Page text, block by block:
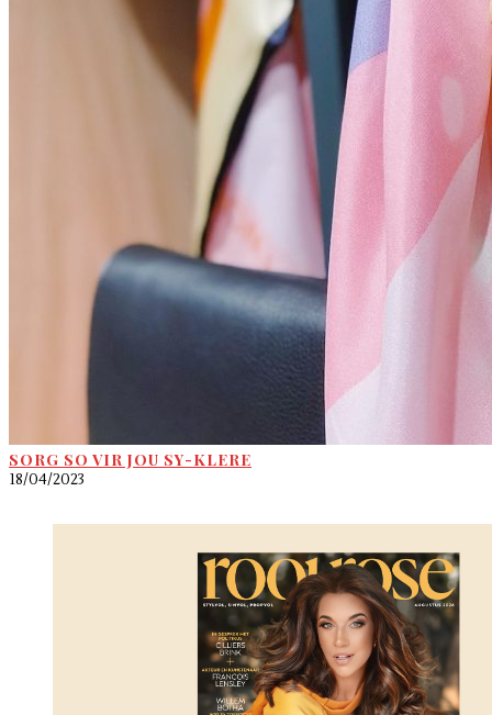
SORG SO VIR JOU SY-KLERE
18/04/2023